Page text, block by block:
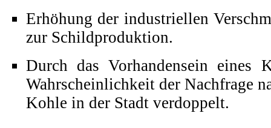
Erhöhung der industriellen
zur Schildproduktion.
Durch das Vorhandensein eines
Wahrscheinlichkeit der Nachfrage
Kohle in der Stadt verdoppelt.